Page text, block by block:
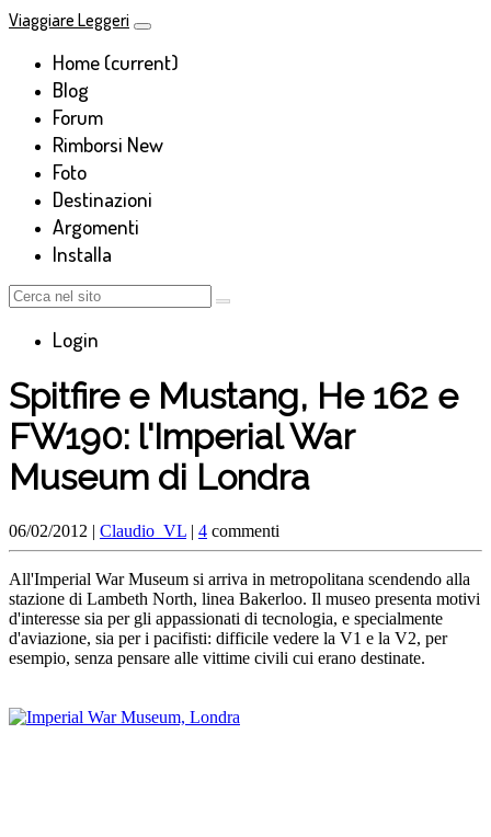
Viaggiare Leggeri
Home (current)
Blog
Forum
Rimborsi New
Foto
Destinazioni
Argomenti
Installa
Login
Spitfire e Mustang, He 162 e
FW190: l'Imperial War
Museum di Londra
06/02/2012 | Claudio_VL | 4 commenti
All'Imperial War Museum si arriva in metropolitana scendendo alla
stazione di Lambeth North, linea Bakerloo. Il museo presenta motivi
d'interesse sia per gli appassionati di tecnologia, e specialmente
d'aviazione, sia per i pacifisti: difficile vedere la V1 e la V2, per
esempio, senza pensare alle vittime civili cui erano destinate.